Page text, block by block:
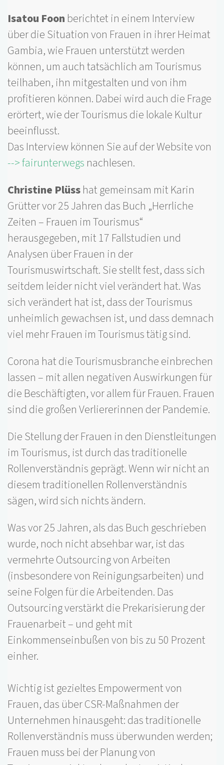
Isatou Foon berichtet in einem Interview
über die Situation von Frauen in ihrer Heimat
Gambia, wie Frauen unterstützt werden
können, um auch tatsächlich am Tourismus
teilhaben, ihn mitgestalten und von ihm
profitieren können. Dabei wird auch die Frage
erörtert, wie der Tourismus die lokale Kultur
beeinflusst.
Das Interview können Sie auf der Website von
--> fairunterwegs nachlesen.
Christine Plüsshat gemeinsam mit Karin
Grütter vor 25 Jahren das Buch „Herrliche
Zeiten – Frauen im Tourismus“
herausgegeben, mit 17 Fallstudien und
Analysen über Frauen in der
Tourismuswirtschaft. Sie stellt fest, dass sich
seitdem leider nicht viel verändert hat. Was
sich verändert hat ist, dass der Tourismus
unheimlich gewachsen ist, und dass demnach
viel mehr Frauen im Tourismus tätig sind.
Corona hat die Tourismusbranche einbrechen
lassen – mit allen negativen Auswirkungen für
die Beschäftigten, vor allem für Frauen. Frauen
sind die großen Verliererinnen der Pandemie.
Die Stellung der Frauen in den Dienstleitungen
im Tourismus, ist durch das traditionelle
Rollenverständnis geprägt. Wenn wir nicht an
diesem traditionellen Rollenverständnis
sägen, wird sich nichts ändern.
Was vor 25 Jahren, als das Buch geschrieben
wurde, noch nicht absehbar war, ist das
vermehrte Outsourcing von Arbeiten
(insbesondere von Reinigungsarbeiten) und
seine Folgen für die Arbeitenden. Das
Outsourcing verstärkt die Prekarisierung der
Frauenarbeit – und geht mit
Einkommenseinbußen von bis zu 50 Prozent
einher.
Wichtig ist gezieltes Empowerment von
Frauen, das über CSR-Maßnahmen der
Unternehmen hinausgeht: das traditionelle
Rollenverständnis muss überwunden werden;
Frauen muss bei der Planung von